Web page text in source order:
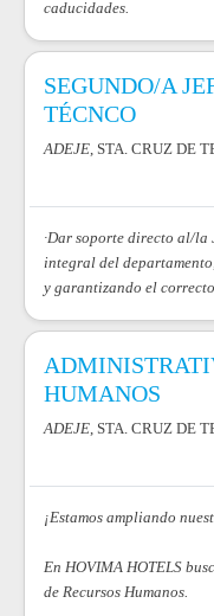
caducidades.
SEGUNDO/A
TÉCNCO
ADEJE, STA. CRUZ DE
·Dar soporte directo al/la
integral del
y garantizando el
HUMANOS
ADEJE, STA. CRUZ DE
¡Estamos ampliando
En HOVIMA HOTELS
de Recursos Humanos.